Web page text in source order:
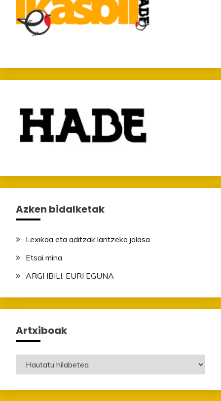
Azken bidalketak
Lexikoa eta aditzak lantzeko jolasa
Etsai mina
ARGI IBILI, EURI EGUNA
Artxiboak
Artxiboak